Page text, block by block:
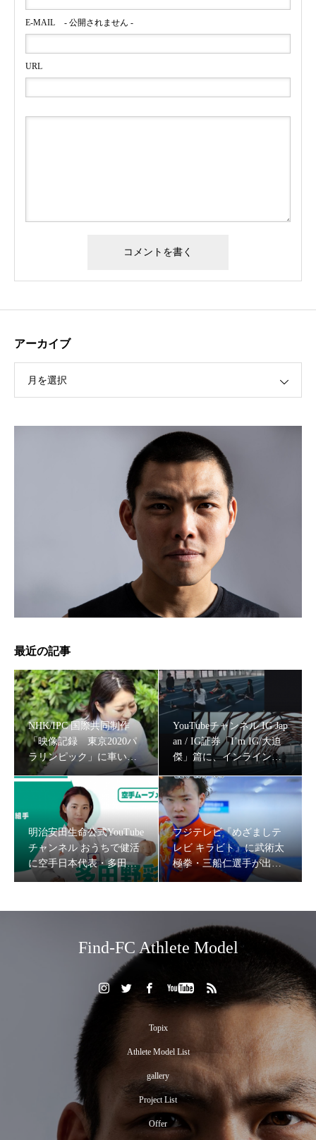
三船仁選手が出演！
高岡市青年会議所オープン例会『挑戦のすゝめ ～子ども
達をありのままに育む～』のパネリストに車いすフェンシ
ング・河合紫乃選手登壇
消臭剤ブランド『DEOAIR（ディオエア）』のイメージモ
デルに、スパルタンレーサー 陣在ほのか起用！
フジテレビ『めざましテレビ キラビト』にセパタクロー
チーム・SC TOKYOの岡本慧悟・玉置大嗣選手など出
E-MAIL - 公開されません -
URL
アーカイブ
月を選択
最近の記事
NHK/IPC 国際共同制作
「映像記録 東京2020パ
ラリンピック」に車いす
フェンシング・河合紫乃
選手が出演
YouTubeチャンネル IG Jap
an / IG証券「I’m IG/大迫
傑」篇に、インラインス
ラランナーみゃこ、薬剤
師ランナーなっちゃんを
キャスティング
明治安田生命公式YouTube
チャンネル おうちで健活
に空手日本代表・多田野
彩香をキャスティング
フジテレビ『めざましテ
レビ キラビト』に武術太
極拳・三船仁選手が出
Find-FC Athlete Model
Topix
Athlete Model List
gallery
Project List
Offer